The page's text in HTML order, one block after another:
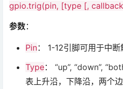
gpio.trig(pin, [type [,
参数：
Pin： 1-12引脚可用于中断
Type： “up”, “down”,
表上升沿，下降沿，两个